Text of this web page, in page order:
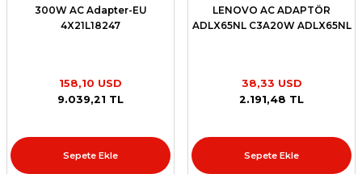
300W AC Adapter-EU
4X21L18247
158,10 USD
9.039,21 TL
Sepete Ekle
LENOVO AC ADAPTÖR
ADLX65NL C3A20W ADLX65NL
38,33 USD
2.191,48 TL
Sepete Ekle